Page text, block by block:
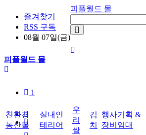
즐겨찾기
RSS 구독
08월 07일(금)
피플월드 몰
피플월드 몰
1
친환경
농산물
실내인
테리어
우
리
쌀
김
치
행사기획 &
장비임대